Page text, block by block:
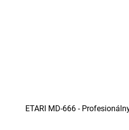
ETARI MD-666 -